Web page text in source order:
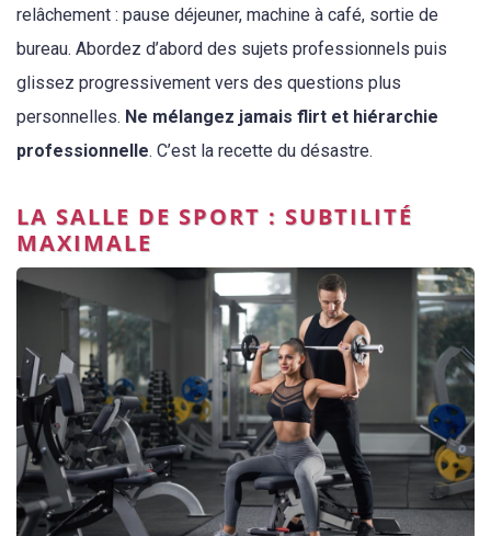
relâchement : pause déjeuner, machine à café, sortie de
bureau. Abordez d’abord des sujets professionnels puis
glissez progressivement vers des questions plus
personnelles. Ne mélangez jamais flirt et hiérarchie
professionnelle. C’est la recette du désastre.
LA SALLE DE SPORT : SUBTILITÉ
MAXIMALE